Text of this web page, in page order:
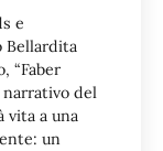
e
Bellardita
“Faber
narrativo del
vita a una
un